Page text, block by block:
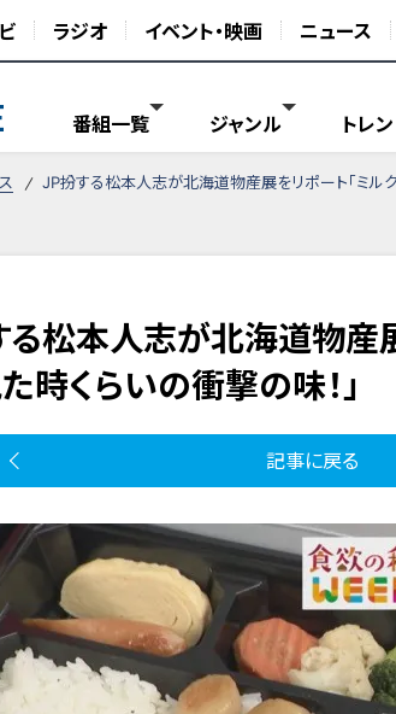
ラジオ イベント・映画 ニュース
番組一覧 ジャンル トレ
JP扮する松本人志が北海道物産展をリポート「ミル
松本人志が北海道物産
時くらいの衝撃の味！」
記事に戻る